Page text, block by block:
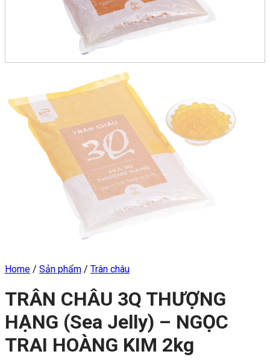
Home / Sản phẩm / Trân châu
TRÂN CHÂU 3Q THƯỢNG
HẠNG (Sea Jelly) – NGỌC
TRAI HOÀNG KIM 2kg